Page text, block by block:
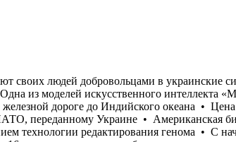
сумму 91 млрд грн • Колумбийские наркокартели отправляют своих людей добровольцами в украинские силы обороны • Правоохранительные органы проводят масштабные обыски в Мукачевском районном ТЦК и СП, а также в местной ВВК • Одна из моделей искусственного интеллекта «Meta» взломала данные другой организации во время тестирования • «Сапоги помыть?»: В Правительстве России «задумались» о железной дороге до Индийского океана • Цена на нефть упала ниже $80 долларов за баррель • Залужный заявил, что армия РФ научилась противостоять любому вооружению НАТО, переданному Украине • Американская биотехнологическая компания «Kindred Companion Sciences» сообщила о создании первых гипоаллергенных собак с использованием технологии редактирования генома • С начала полномасштабной войны Украина получила около $200 млрд прямого бюджетного финансирования от международных партнеров • Около 16 тысяч иностранных добровольцев как минимум из 72 стран мира в настоящее время проходят службу в Силах обороны Украины • ПФУ проиграл судебные иски пенсионерам на сумму 91 млрд грн • Колумбийские наркокартели отправляют своих людей добровольцами в украинские силы обороны • Правоохранительные органы проводят масштабные обыски в Мукачевском районном ТЦК и СП, а также в местной ВВК • Одна из моделей искусственного интеллекта «Meta» взломала данные другой организации во время тестирования • «Сапоги помыть?»: В Правительстве России «задумались» о железной дороге до Индийского океана • Цена на нефть упала ниже $80 долларов за баррель • Залужный заявил, что армия РФ научилась противостоять любому вооружению НАТО, переданному Украине • Американская биотехнологическая компания «Kindred Companion Sciences» сообщила о создании первых гипоаллергенных собак с использованием технологии редактирования генома • С начала полномасштабной войны Украина получила около $200 млрд прямого бюджетного финансирования от международных партнеров • Около 16 тысяч иностранных добровольцев как минимум из 72 стран мира в настоящее время проходят службу в Силах обороны Украины • ПФУ проиграл судебные иски пенсионерам на сумму 91 млрд грн • Колумбийские наркокартели отправляют своих людей добровольцами в украинские силы обороны • Правоохранительные органы проводят масштабные обыски в Мукачевском районном ТЦК и СП, а также в местной ВВК • Одна из моделей